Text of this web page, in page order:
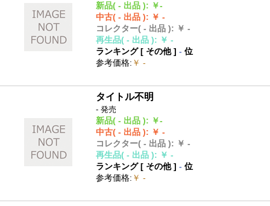
新品( - 出品 ): ￥-
中古( - 出品 ): ￥ -
コレクター( - 出品 ): ￥ -
再生品( - 出品 ): ￥ -
ランキング [ その他]- 位
参考価格: ￥ -
タイトル不明
- 発売
新品( - 出品 ): ￥-
中古( - 出品 ): ￥ -
コレクター( - 出品 ): ￥ -
再生品( - 出品 ): ￥ -
ランキング [ その他]- 位
参考価格: ￥ -